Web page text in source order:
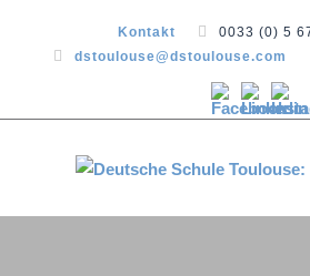
Kontakt
0033 (0) 5
dstoulouse@dstoulouse.com